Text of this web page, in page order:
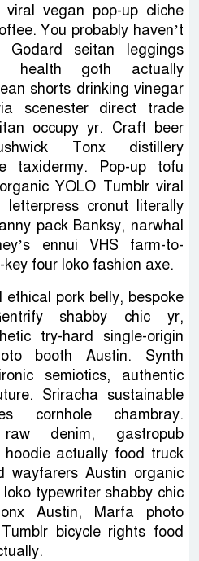
viral vegan pop-up cliche
You probably haven’t
seitan leggings
health goth actually
shorts drinking vinegar
scenester direct trade
occupy yr. Craft beer
Tonx distillery
taxidermy. Pop-up tofu
YOLO Tumblr viral
cronut literally
pack Banksy, narwhal
ennui VHS farm-to-
four loko fashion axe.
ethical pork belly, bespoke
shabby chic yr,
try-hard single-origin
booth Austin. Synth
semiotics, authentic
Sriracha sustainable
cornhole chambray.
denim, gastropub
actually food truck
wayfarers Austin organic
typewriter shabby chic
Austin, Marfa photo
bicycle rights food